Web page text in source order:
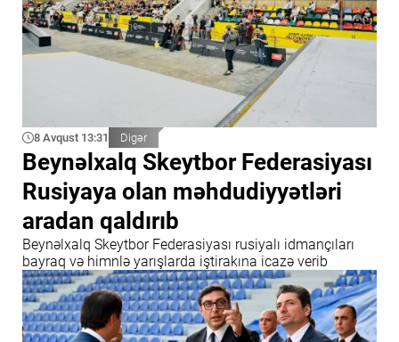
8 Avqust 13:31 Digər
Beynəlxalq Skeytbor Federasiyası
Rusiyaya olan məhdudiyyətləri
aradan qaldırıb
Beynəlxalq Skeytbor Federasiyası rusiyalı idmançıları
bayraq və himnlə yarışlarda iştirakına icazə verib